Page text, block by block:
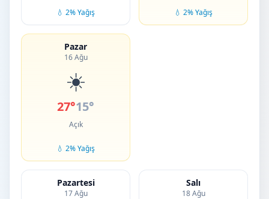
💧 2% Yağış 💧 2% Yağış
Pazar
16 Ağu
☀️
27°15°
Açık
💧 2% Yağış
Pazartesi
17 Ağu
Salı
18 Ağu